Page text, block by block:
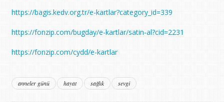
https://bagis.kedv.org.tr/e-kartlar?category_id=339
https://fonzip.com/bugday/e-kartlar/satin-al?cid=2231
https://fonzip.com/cydd/e-kartlar
anneler günü hayat sağlık sevgi